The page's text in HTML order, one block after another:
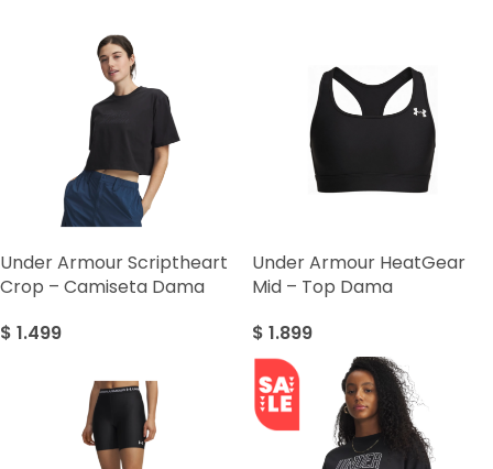
Under Armour Scriptheart
Crop – Camiseta Dama
$ 1.499
Under Armour HeatGear
Mid – Top Dama
$ 1.899